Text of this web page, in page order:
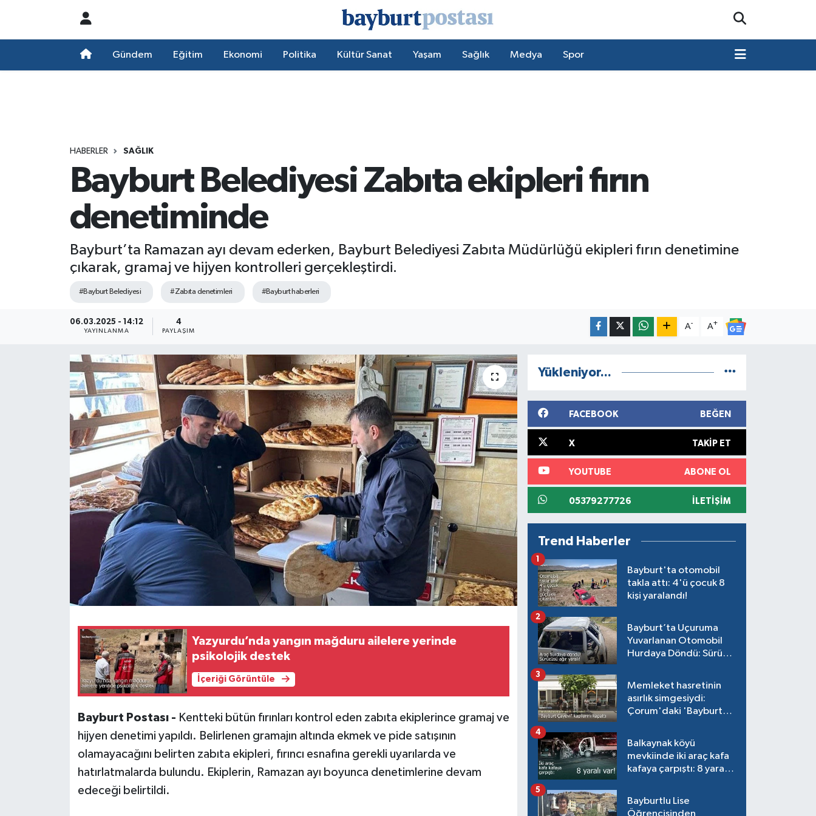
Gündem Eğitim Ekonomi Politika Kültür Sanat Yaşam Sağlık Medya Spor
HABERLER SAĞLIK
Bayburt Belediyesi Zabıta ekipleri fırın
denetiminde
Bayburt’ta Ramazan ayı devam ederken, Bayburt Belediyesi Zabıta Müdürlüğü ekipleri fırın denetimine
çıkarak, gramaj ve hijyen kontrolleri gerçekleştirdi.
#Bayburt Belediyesi #Zabıta denetimleri #Bayburt haberleri
06.03.2025 - 14:12
YAYINLANMA
4
PAYLAŞIM
A- A+
Yazyurdu’nda yangın mağduru ailelere yerinde
psikolojik destek
İçeriği Görüntüle
Bayburt Postası - Kentteki bütün fırınları kontrol eden zabıta ekiplerince gramaj ve
hijyen denetimi yapıldı. Belirlenen gramajın altında ekmek ve pide satışının
olamayacağını belirten zabıta ekipleri, fırıncı esnafına gerekli uyarılarda ve
hatırlatmalarda bulundu. Ekiplerin, Ramazan ayı boyunca denetimlerine devam
edeceği belirtildi.
Yükleniyor...
FACEBOOK BEĞEN
X TAKIP ET
YOUTUBE ABONE OL
05379277726 İLETIŞIM
Trend Haberler
Bayburt'ta otomobil
takla attı: 4'ü çocuk 8
kişi yaralandı!
1
Bayburt’ta Uçuruma
Yuvarlanan Otomobil
Hurdaya Döndü: Sürücü
2
Memleket hasretinin
asırlık simgesiydi:
Çorum'daki 'Bayburt
3
Balkaynak köyü
mevkiinde iki araç kafa
kafaya çarpıştı: 8 yaralı
4
Bayburtlu Lise
Öğrencisinden
5
Süper Lig Puan Durumu ve Fikstür
Son Dakika Haberleri
Haber Arşivi